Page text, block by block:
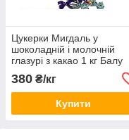
Цукерки Мигдаль у
шоколадній і молочній
глазурі з какао 1 кг Балу
380 ₴/кг
Купити